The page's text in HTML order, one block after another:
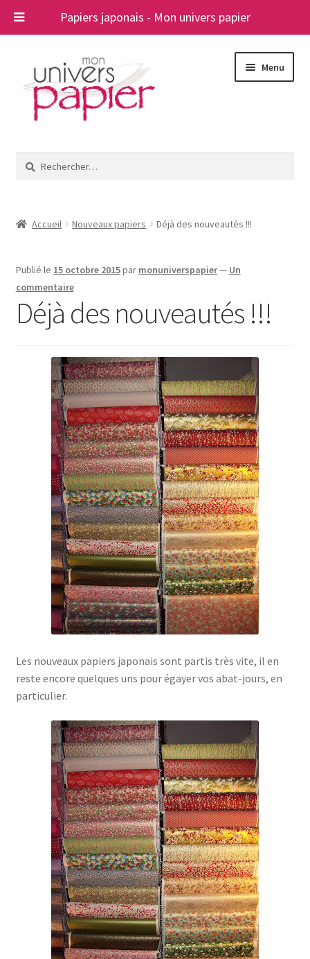
Papiers japonais - Mon univers papier
navigation
contenu
Menu
le
A propos
Rechercher :
Accueil Nouveaux papiers Déjà des nouveautés !!!
Publié le 15 octobre 2015par monuniverspapier— Un
commentaire
Déjà des nouveautés !!!
Les nouveaux papiers japonais sont partis très vite, il en
reste encore quelques uns pour égayer vos abat-jours, en
particulier.